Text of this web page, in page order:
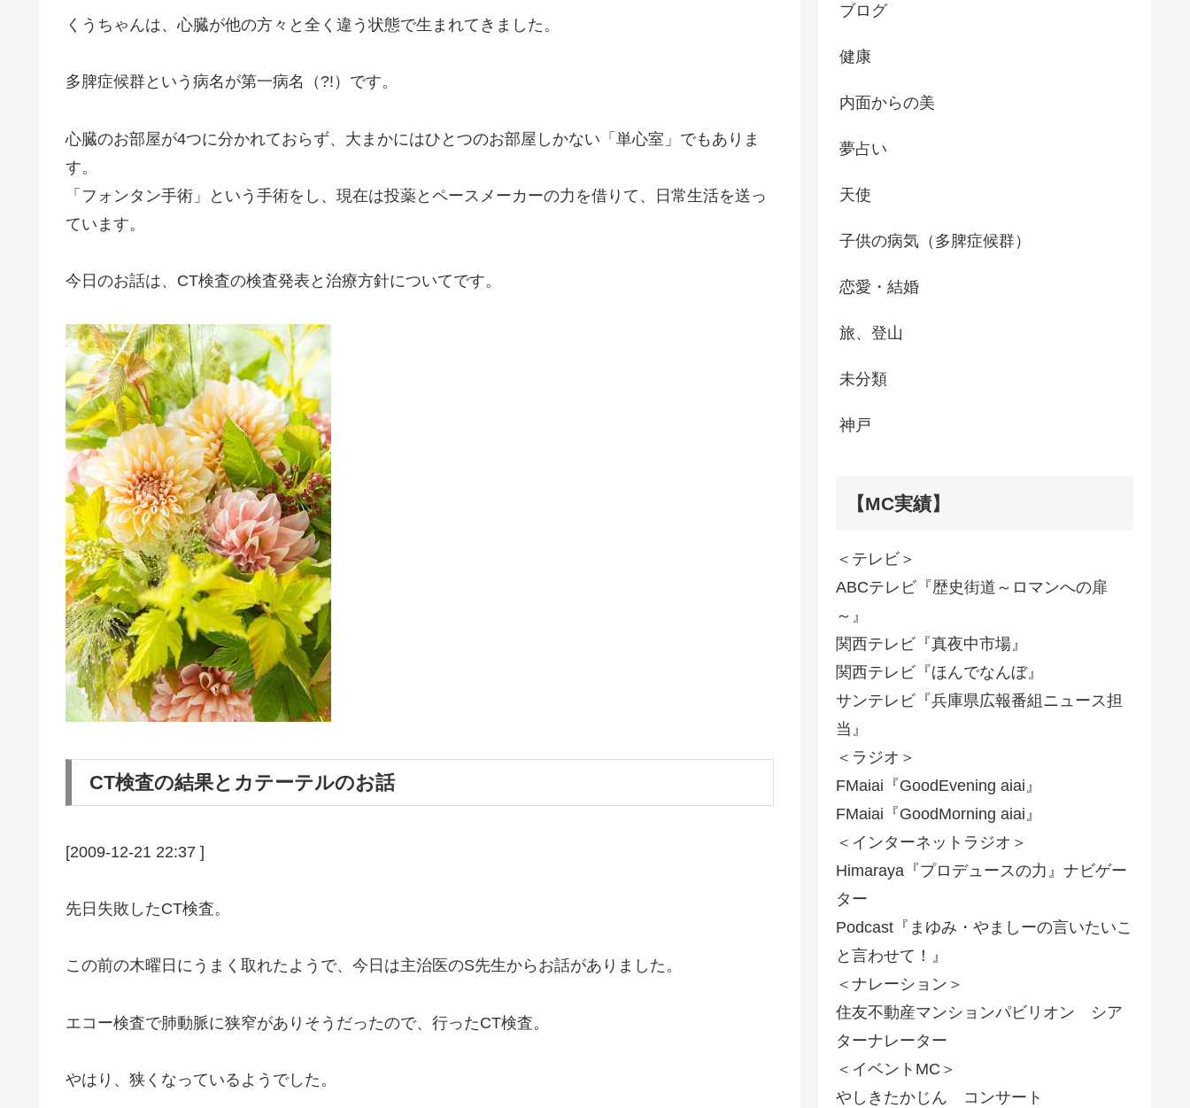
くうちゃんは、心臓が他の方々と全く違う状態で生まれてきました。
多脾症候群という病名が第一病名（?!）です。
心臓のお部屋が4つに分かれておらず、大まかにはひとつのお部屋しかない「単心室」でもありま
す。
「フォンタン手術」という手術をし、現在は投薬とペースメーカーの力を借りて、日常生活を送っ
ています。
今日のお話は、CT検査の検査発表と治療方針についてです。
CT検査の結果とカテーテルのお話
[2009-12-21 22:37 ]
先日失敗したCT検査。
この前の木曜日にうまく取れたようで、今日は主治医のS先生からお話がありました。
エコー検査で肺動脈に狭窄がありそうだったので、行ったCT検査。
やはり、狭くなっているようでした。
ブログ
健康
内面からの美
夢占い
天使
子供の病気（多脾症候群）
恋愛・結婚
旅、登山
未分類
神戸
【MC実績】
＜テレビ＞
ABCテレビ『歴史街道～ロマンへの扉
～』
関西テレビ『真夜中市場』
関西テレビ『ほんでなんぼ』
サンテレビ『兵庫県広報番組ニュース担
当』
＜ラジオ＞
FMaiai『GoodEvening aiai』
FMaiai『GoodMorning aiai』
＜インターネットラジオ＞
Himaraya『プロデュースの力』ナビゲー
ター
Podcast『まゆみ・やましーの言いたいこ
と言わせて！』
＜ナレーション＞
住友不動産マンションパビリオン シア
ターナレーター
＜イベントMC＞
やしきたかじん コンサート